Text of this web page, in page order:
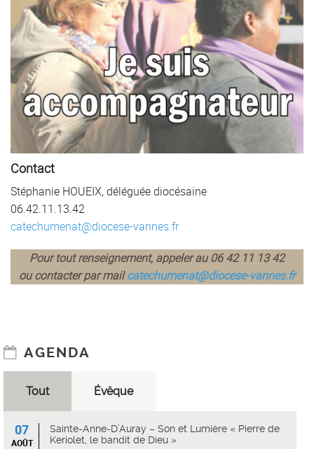
Contact
Stéphanie HOUEIX, déléguée diocésaine
06.42.11.13.42
catechumenat@diocese-vannes.fr
Pour tout renseignement, appeler au 06 42 11 13 42
ou contacter par mailcatechumenat@diocese-vannes.fr
AGENDA
Tout Évêque
07
AOÛT
Sainte-Anne-D’Auray – Son et Lumière « Pierre de
Keriolet, le bandit de Dieu »